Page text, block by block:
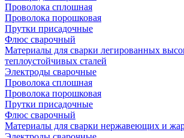
Проволока сплошная
Проволока порошковая
Прутки присадочные
Флюс сварочный
Материалы для сварки легированных
теплоустойчивых сталей
Электроды сварочные
Проволока сплошная
Проволока порошковая
Прутки присадочные
Флюс сварочный
Материалы для сварки нержавеющих и